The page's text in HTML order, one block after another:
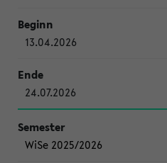
13.04.2026
24.07.2026
WiSe 2025/2026